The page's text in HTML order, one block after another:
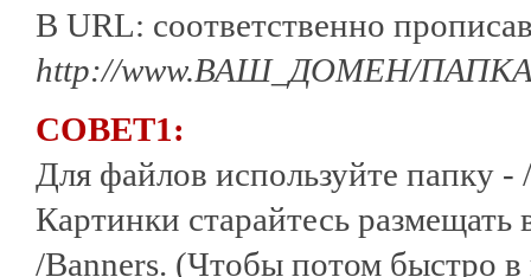
В URL: соответственно
http://www.ВАШ_ДОМЕН/ПАПКА/
СОВЕТ1:
Для файлов используйте папку -
Картинки старайтесь размещать
/Banners. (Чтобы потом быстро в